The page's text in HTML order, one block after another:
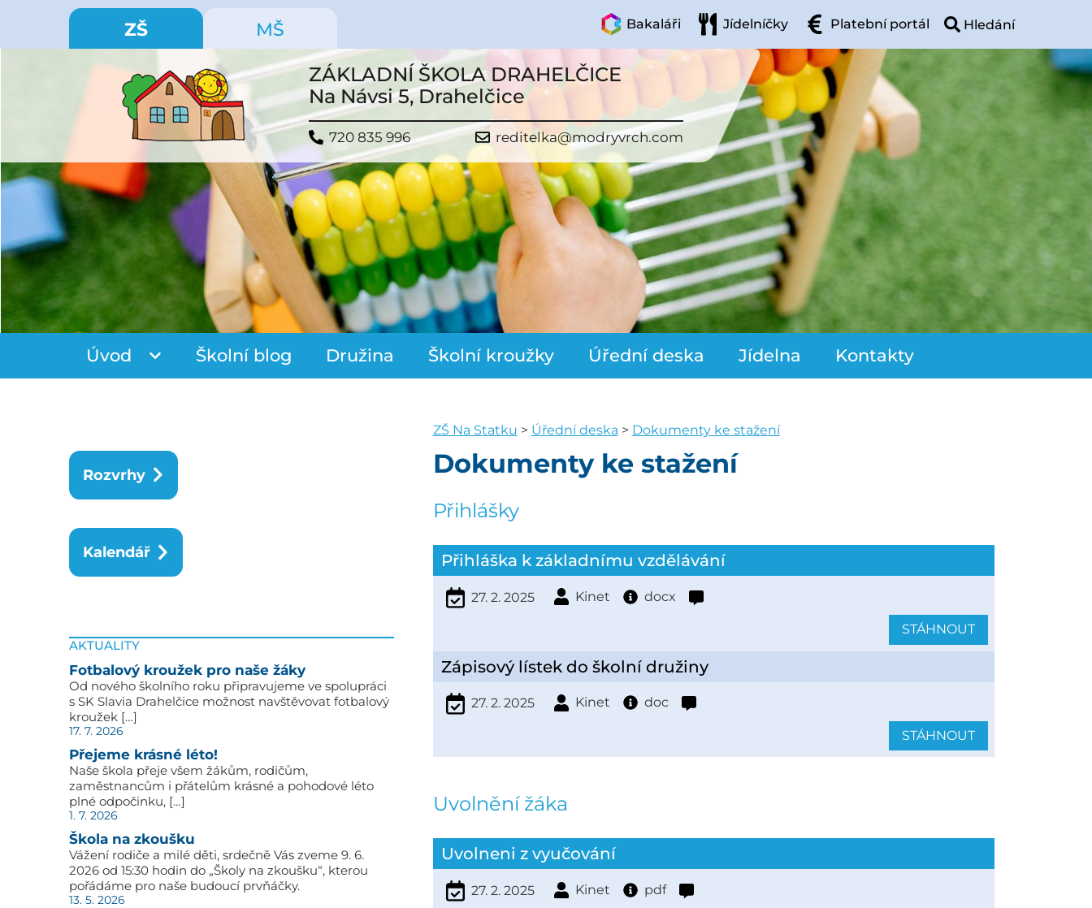
ZŠ MŠ Bakaláři Jídelníčky Platební portál
ZÁKLADNÍ ŠKOLA DRAHELČICE
Na Návsi 5, Drahelčice
720 835 996 reditelka@modryvrch.com
Úvod Školní blog Družina Školní kroužky Úřední deska Jídelna Kontakty
Rozvrhy
Kalendář
AKTUALITY
Fotbalový kroužek pro naše žáky
Od nového školního roku připravujeme ve spolupráci
s SK Slavia Drahelčice možnost navštěvovat fotbalový
kroužek […]
17. 7. 2026
Přejeme krásné léto!
Naše škola přeje všem žákům, rodičům,
zaměstnancům i přátelům krásné a pohodové léto
plné odpočinku, […]
1. 7. 2026
Škola na zkoušku
Vážení rodiče a milé děti, srdečně Vás zveme 9. 6.
2026 od 15:30 hodin do „Školy na zkoušku“, kterou
pořádáme pro naše budoucí prvňáčky.
13. 5. 2026
ZŠ Na Statku > Úřední deska > Dokumenty ke stažení
Dokumenty ke stažení
Přihlášky
Přihláška k základnímu vzdělávání
27. 2. 2025 Kinet docx
STÁHNOUT
Zápisový lístek do školní družiny
27. 2. 2025 Kinet doc
STÁHNOUT
Uvolnění žáka
Uvolneni z vyučování
27. 2. 2025 Kinet pdf